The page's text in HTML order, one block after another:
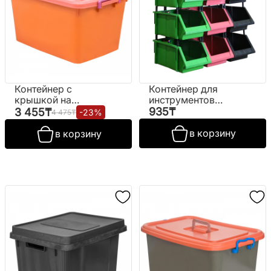
Контейнер с
крышкой на
колесиках,
цветной (53 л.)
3 455₸4 475₸ -23%
в корзину
Контейнер для
инструментов
№С-055 (черный)
935₸
в корзину